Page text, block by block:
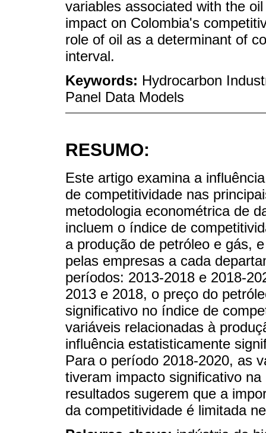
variables associated with the
impact on Colombia's
role of oil as a determinant of
interval.
Keywords: Hydrocarbon
Panel Data Models
RESUMO:
Este artigo examina a
de competitividade nas
metodologia econométrica de
incluem o índice de
a produção de petróleo e gás,
pelas empresas a cada
períodos: 2013-2018 e 2018-
2013 e 2018, o preço do
significativo no índice de
variáveis relacionadas à
influência estatisticamente
Para o período 2018-2020, as
tiveram impacto significativo
resultados sugerem que a
da competitividade é limitada